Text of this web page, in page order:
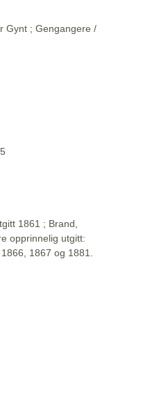
Gynt ; Gengangere /
1861 ; Brand,
opprinnelig utgitt:
1867 og 1881.